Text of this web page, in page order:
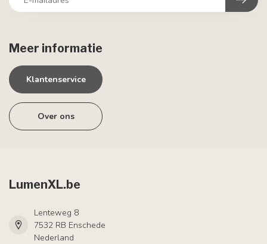
Meer informatie
Klantenservice
Over ons
LumenXL.be
Lenteweg 8
7532 RB Enschede
Nederland